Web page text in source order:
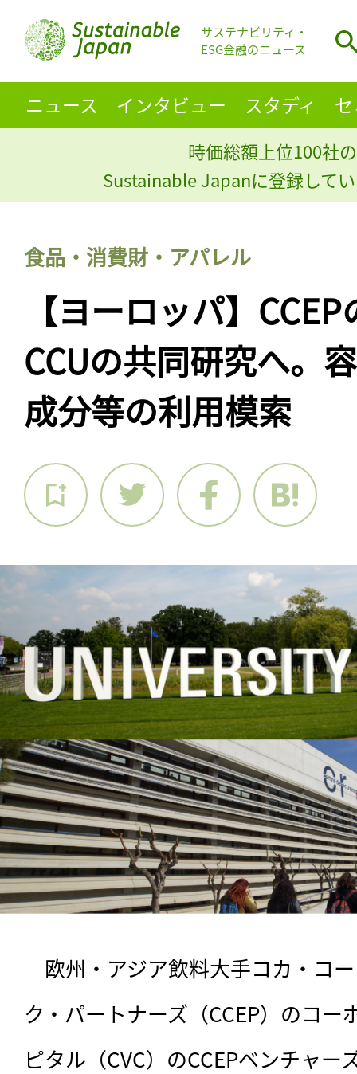
サステナビリティ・
ESG金融のニュース
ニュース インタビュー スタディ
時価総額上位100社
Sustainable Japanに登録して
食品・消費財・アパレル
【ヨーロッパ】
CCUの共同研究へ。
成分等の利用模索
欧州・アジア飲料大手コカ・コ
ク・パートナーズ（CCEP）のコ
ピタル（CVC）のCCEPベンチャー